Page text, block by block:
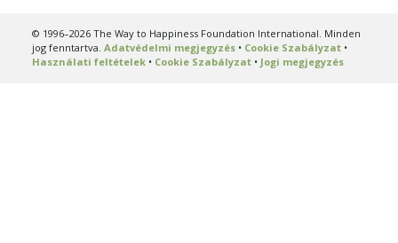
© 1996–2026 The Way to Happiness Foundation International. Minden
jog fenntartva. Adatvédelmi megjegyzés• Cookie Szabályzat•
Használati feltételek• Cookie Szabályzat• Jogi megjegyzés